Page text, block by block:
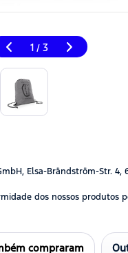
1 / 3
Elsa-Brändström-Str.
dos nossos produtos
compraram